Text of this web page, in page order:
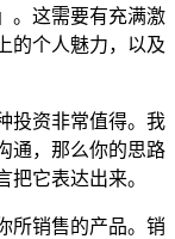
。这需要有充满激
的个人魅力，以及
资非常值得。我
通，那么你的思路
它表达出来。
所销售的产品。销